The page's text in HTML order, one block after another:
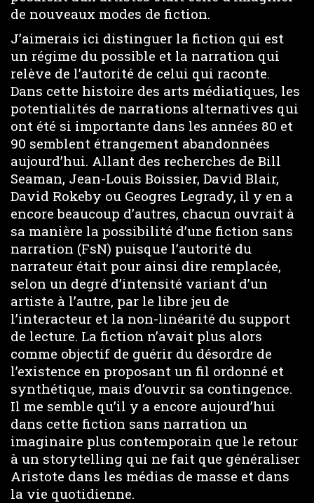
de nouveaux modes de fiction.
J’aimerais ici distinguer la fiction qui est
un régime du possible et la narration qui
relève de l’autorité de celui qui raconte.
Dans cette histoire des arts médiatiques, les
potentialités de narrations alternatives qui
ont été si importante dans les années 80 et
90 semblent étrangement abandonnées
aujourd’hui. Allant des recherches de Bill
Seaman, Jean-Louis Boissier, David Blair,
David Rokeby ou Geogres Legrady, il y en a
encore beaucoup d’autres, chacun ouvrait à
sa manière la possibilité d’une fiction sans
narration (FsN) puisque l’autorité du
narrateur était pour ainsi dire remplacée,
selon un degré d’intensité variant d’un
artiste à l’autre, par le libre jeu de
l’interacteur et la non-linéarité du support
de lecture. La fiction n’avait plus alors
comme objectif de guérir du désordre de
l’existence en proposant un fil ordonné et
synthétique, mais d’ouvrir sa contingence.
Il me semble qu’il y a encore aujourd’hui
dans cette fiction sans narration un
imaginaire plus contemporain que le retour
à un storytelling qui ne fait que généraliser
Aristote dans les médias de masse et dans
la vie quotidienne.